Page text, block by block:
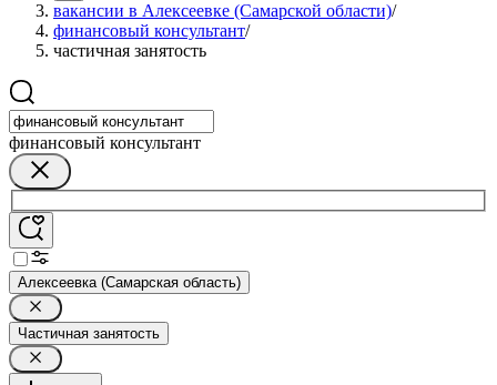
вакансии в Алексеевке (Самарской области)/
финансовый консультант/
частичная занятость
финансовый консультант
Алексеевка (Самарская область)
Частичная занятость